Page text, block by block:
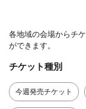
各地域の会場からチ
ができます。
チケット種別
今週発売チケット